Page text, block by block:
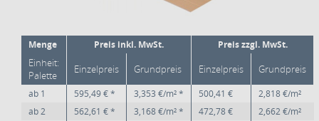
Menge Preis inkl. MwSt. Preis zzgl. MwSt.
Einheit:
Palette
Einzelpreis Grundpreis Einzelpreis Grundpreis
ab 1 595,49 € * 3,353 €/m² * 500,41 €
2,818 €/m²
ab2 562,61 € * 3,168 €/m² * 472,78 €
2,662 €/m²